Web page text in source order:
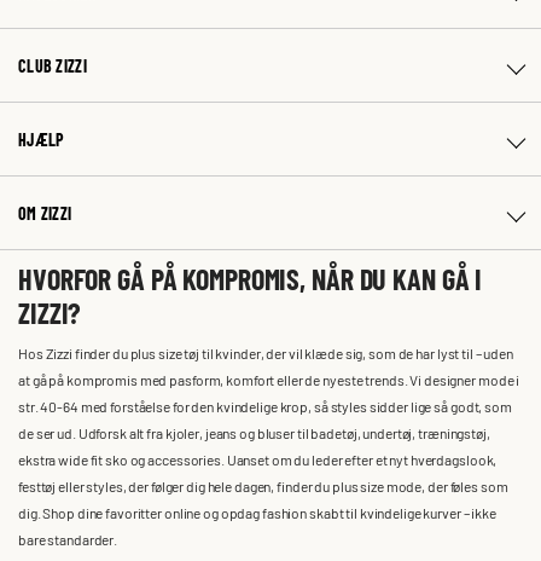
CLUB ZIZZI
HJÆLP
OM ZIZZI
HVORFOR GÅ PÅ KOMPROMIS, NÅR DU KAN GÅ I
ZIZZI?
Hos Zizzi finder du plus size tøj til kvinder, der vil klæde sig, som de har lyst til – uden
at gå på kompromis med pasform, komfort eller de nyeste trends. Vi designer mode i
str. 40-64 med forståelse for den kvindelige krop, så styles sidder lige så godt, som
de ser ud. Udforsk alt fra kjoler, jeans og bluser til badetøj, undertøj, træningstøj,
ekstra wide fit sko og accessories. Uanset om du leder efter et nyt hverdagslook,
festtøj eller styles, der følger dig hele dagen, finder du plus size mode, der føles som
dig. Shop dine favoritter online og opdag fashion skabt til kvindelige kurver – ikke
bare standarder.